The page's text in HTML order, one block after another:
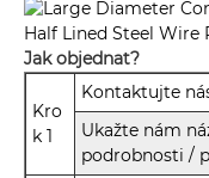
Jak objednat?
Kro
k 1
Kontaktujte
Ukažte nám
podrobnosti /